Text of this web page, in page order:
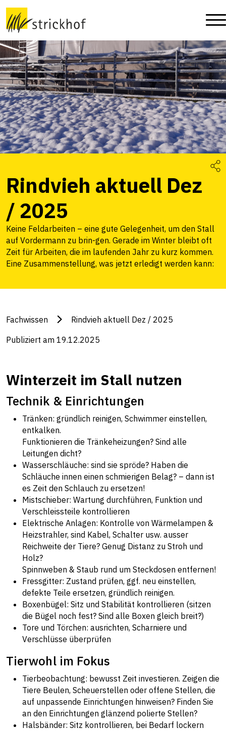
Rindvieh aktuell Dez
/ 2025
Keine Feldarbeiten – eine gute Gelegenheit, um den Stall
auf Vordermann zu brin-gen. Gerade im Winter bleibt oft
Zeit für Arbeiten, die im laufenden Jahr zu kurz kommen.
Eine Zusammenstellung, was jetzt erledigt werden kann:
Fachwissen Rindvieh aktuell Dez / 2025
Publiziert am 19.12.2025
Winterzeit im Stall nutzen
Technik & Einrichtungen
Tränken: gründlich reinigen, Schwimmer einstellen,
entkalken.
Funktionieren die Tränkeheizungen? Sind alle
Leitungen dicht?
Wasserschläuche: sind sie spröde? Haben die
Schläuche innen einen schmierigen Belag? – dann ist
es Zeit den Schlauch zu ersetzen!
Mistschieber: Wartung durchführen, Funktion und
Verschleissteile kontrollieren
Elektrische Anlagen: Kontrolle von Wärmelampen &
Heizstrahler, sind Kabel, Schalter usw. ausser
Reichweite der Tiere? Genug Distanz zu Stroh und
Holz?
Spinnweben & Staub rund um Steckdosen entfernen!
Fressgitter: Zustand prüfen, ggf. neu einstellen,
defekte Teile ersetzen, gründlich reinigen.
Boxenbügel: Sitz und Stabilität kontrollieren (sitzen
die Bügel noch fest? Sind alle Boxen gleich breit?)
Tore und Törchen: ausrichten, Scharniere und
Verschlüsse überprüfen
Tierwohl im Fokus
Tierbeobachtung: bewusst Zeit investieren. Zeigen die
Tiere Beulen, Scheuerstellen oder offene Stellen, die
auf unpassende Einrichtungen hinweisen? Finden Sie
an den Einrichtungen glänzend polierte Stellen?
Halsbänder: Sitz kontrollieren, bei Bedarf lockern